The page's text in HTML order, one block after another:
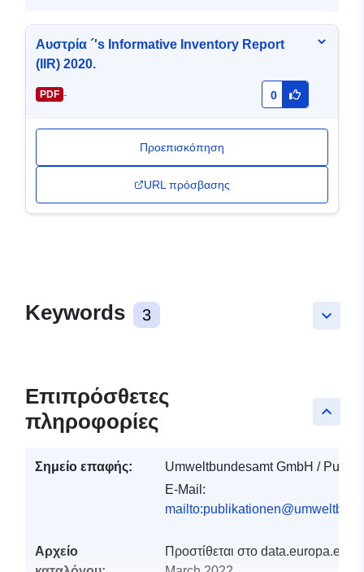
Αυστρία ´'s Informative Inventory Report
(IIR) 2020.
PDF - 0
Προεπισκόπηση
URL πρόσβασης
keyboard_arrow_down
Keywords 3
keyboard_arrow_up
Επιπρόσθετες
πληροφορίες
Σημείο επαφής:
Umweltbundesamt GmbH /
E-Mail:
Αρχείο
Προστίθεται στο data.europa.eu: